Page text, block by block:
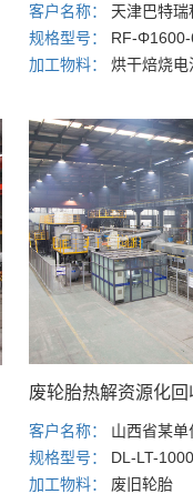
客户名称： 天津巴特瑞
规格型号： RF-Φ1600-
加工物料：烘干焙烧电
废轮胎热解资源化
客户名称： 山西省某单
规格型号： DL-LT-
加工物料： 废旧轮胎